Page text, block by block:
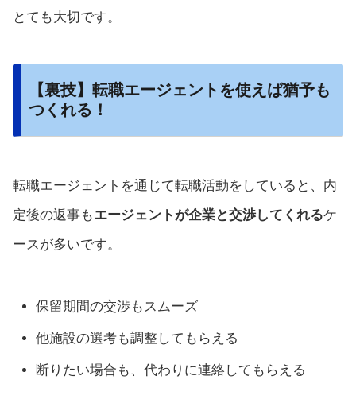
とても大切です。
【裏技】転職エージェントを使えば猶予も
つくれる！
転職エージェントを通じて転職活動をしていると、内
定後の返事もエージェントが企業と交渉してくれるケ
ースが多いです。
保留期間の交渉もスムーズ
他施設の選考も調整してもらえる
断りたい場合も、代わりに連絡してもらえる